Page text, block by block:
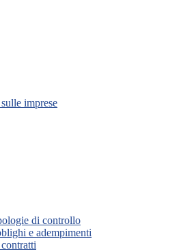
imprese
di controllo
e adempimenti